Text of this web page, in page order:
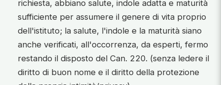
richiesta, abbiano salute, indole adatta e maturità
sufficiente per assumere il genere di vita proprio
dell'istituto; la salute, l'indole e la maturità siano
anche verificati, all'occorrenza, da esperti, fermo
restando il disposto del Can. 220. (senza ledere il
diritto di buon nome e il diritto della protezione